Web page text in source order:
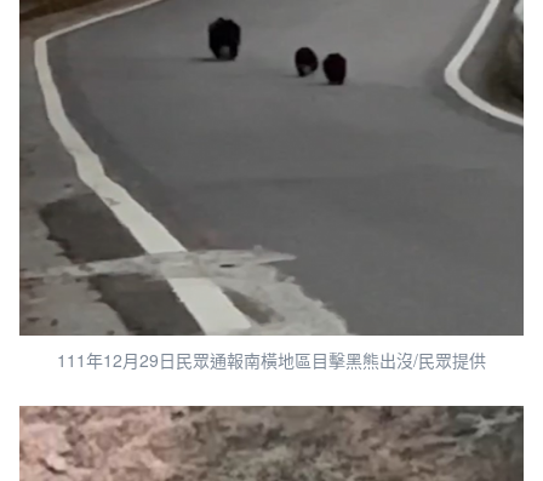
111年12月29日民眾通報南橫地區目擊黑熊出沒/民眾提供